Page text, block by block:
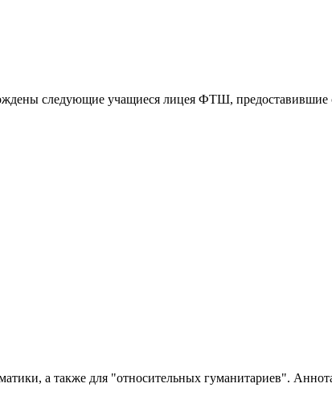
следующие учащиеся лицея ФТШ,
а также для "относительных гуманитариев".